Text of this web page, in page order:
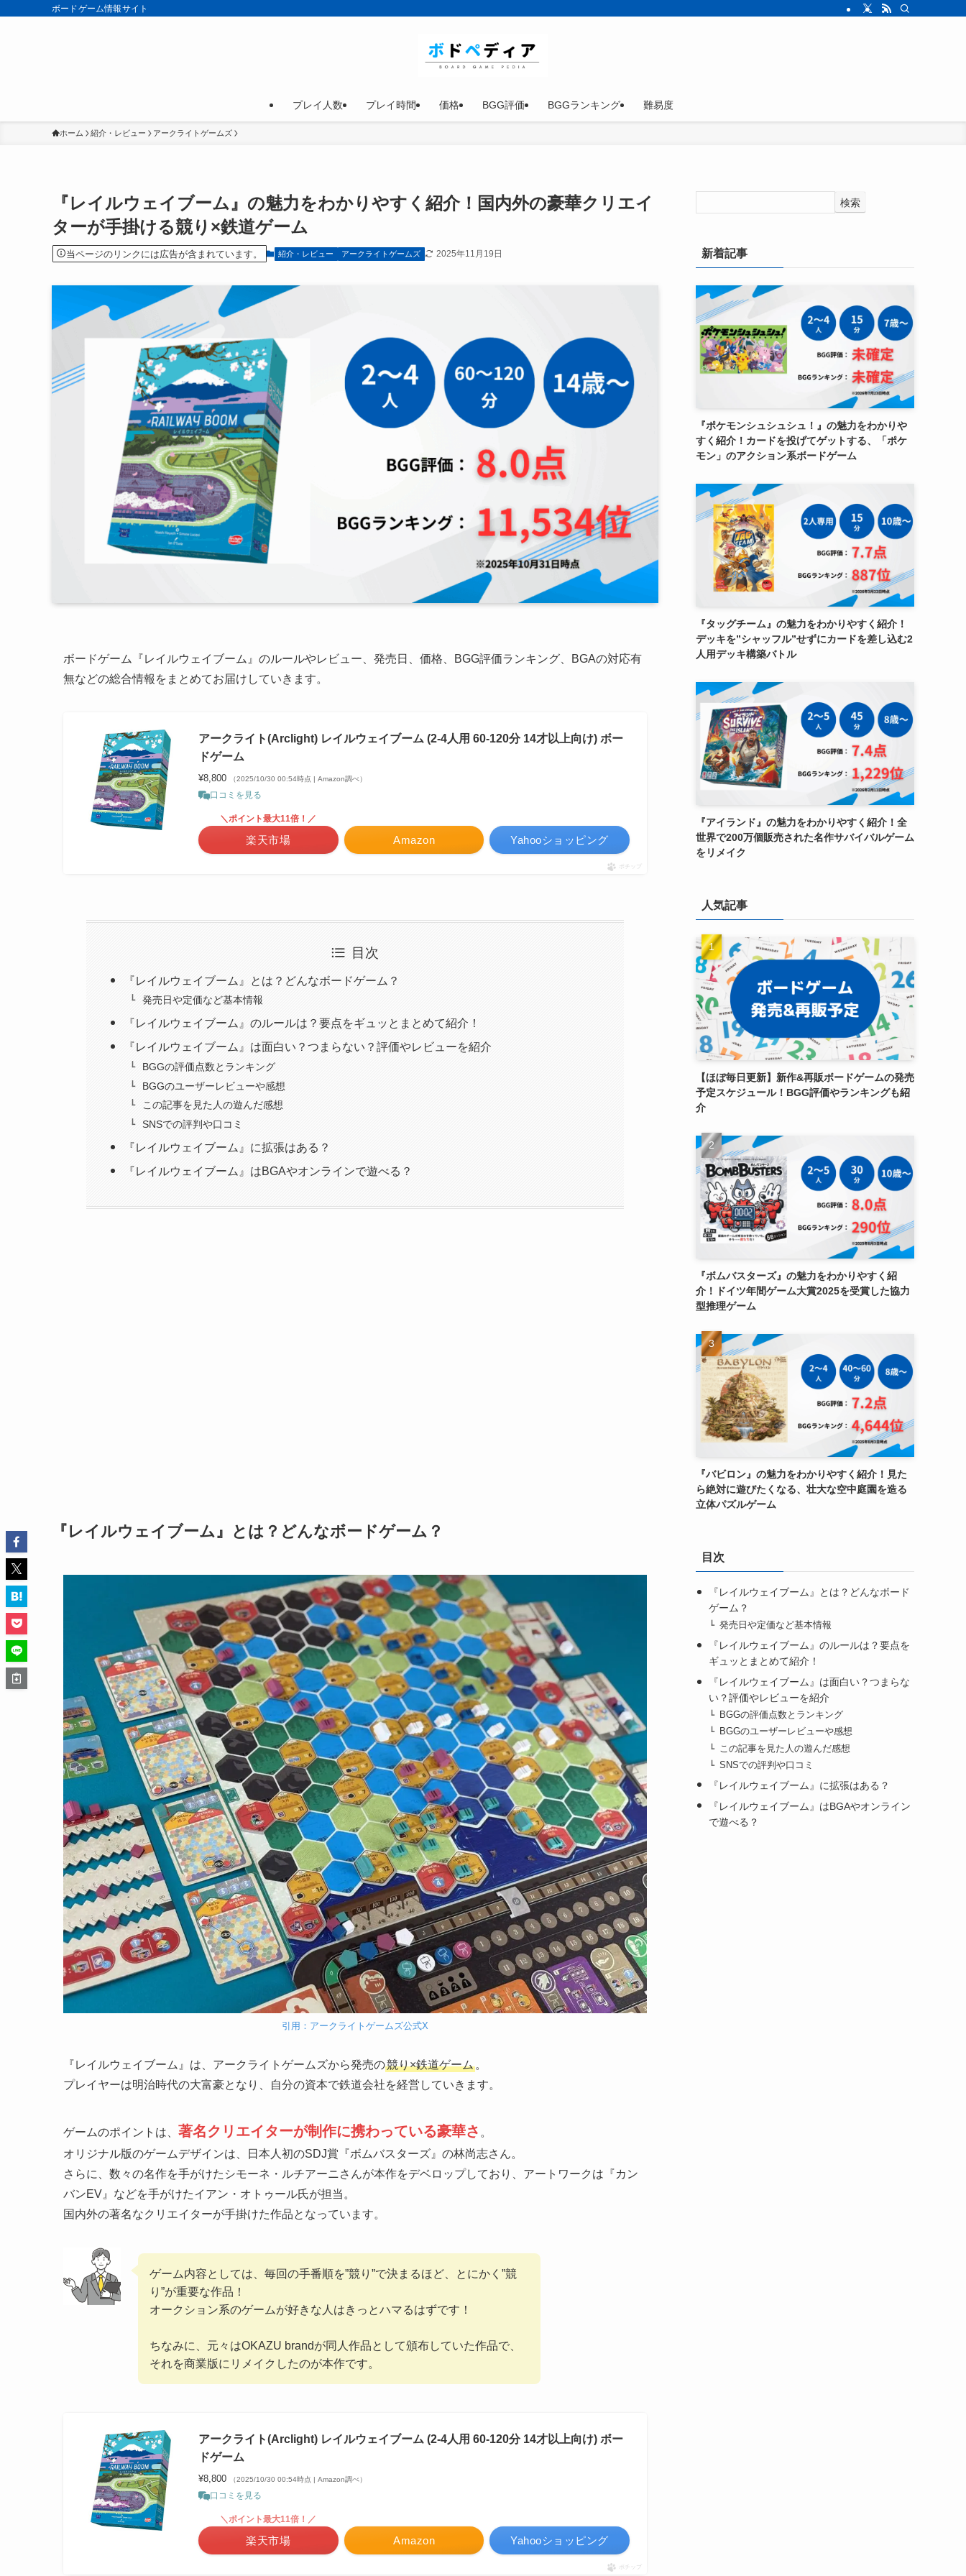
ボードゲーム情報サイト
プレイ人数 プレイ時間 価格 BGG評価 BGGランキング 難易度
ホーム 紹介・レビュー アークライトゲームズ
『レイルウェイブーム』の魅力をわかりやすく紹介！国内外の豪華クリエイ
ターが手掛ける競り×鉄道ゲーム
当ページのリンクには広告が含まれています。 紹介・レビュー アークライトゲームズ 2025年11月19日
ボードゲーム『レイルウェイブーム』のルールやレビュー、発売日、価格、BGG評価ランキング、BGAの対応有
無などの総合情報をまとめてお届けしていきます。
アークライト(Arclight) レイルウェイブーム (2-4人用 60-120分 14才以上向け) ボー
ドゲーム
¥8,800 （2025/10/30 00:54時点 | Amazon調べ）
口コミを見る
Amazon
＼ポイント最大11倍！／
楽天市場 Yahooショッピング
ポチップ
目次
『レイルウェイブーム』とは？どんなボードゲーム？
発売日や定価など基本情報
『レイルウェイブーム』のルールは？要点をギュッとまとめて紹介！
『レイルウェイブーム』は面白い？つまらない？評価やレビューを紹介
BGGの評価点数とランキング
BGGのユーザーレビューや感想
この記事を見た人の遊んだ感想
SNSでの評判や口コミ
『レイルウェイブーム』に拡張はある？
『レイルウェイブーム』はBGAやオンラインで遊べる？
『レイルウェイブーム』とは？どんなボードゲーム？
引用：アークライトゲームズ公式X
『レイルウェイブーム』は、アークライトゲームズから発売の競り×鉄道ゲーム 。
プレイヤーは明治時代の大富豪となり、自分の資本で鉄道会社を経営していきます。
ゲームのポイントは、 著名クリエイターが制作に携わっている豪華さ 。
オリジナル版のゲームデザインは、日本人初のSDJ賞『ボムバスターズ』の林尚志さん。
さらに、数々の名作を手がけたシモーネ・ルチアーニさんが本作をデベロップしており、アートワークは『カン
バンEV』などを手がけたイアン・オトゥール氏が担当。
国内外の著名なクリエイターが手掛けた作品となっています。
ゲーム内容としては、毎回の手番順を”競り”で決まるほど、とにかく”競
り”が重要な作品！
オークション系のゲームが好きな人はきっとハマるはずです！
ちなみに、元々はOKAZU brandが同人作品として頒布していた作品で、
それを商業版にリメイクしたのが本作です。
アークライト(Arclight) レイルウェイブーム (2-4人用 60-120分 14才以上向け) ボー
ドゲーム
¥8,800 （2025/10/30 00:54時点 | Amazon調べ）
口コミを見る
Amazon
＼ポイント最大11倍！／
楽天市場 Yahooショッピング
ポチップ
検索
新着記事
『ポケモンシュシュシュ！』の魅力をわかりや
すく紹介！カードを投げてゲットする、「ポケ
モン」のアクション系ボードゲーム
『タッグチーム』の魅力をわかりやすく紹介！
デッキを”シャッフル”せずにカードを差し込む2
人用デッキ構築バトル
『アイランド』の魅力をわかりやすく紹介！全
世界で200万個販売された名作サバイバルゲーム
をリメイク
人気記事
【ほぼ毎日更新】新作&再販ボードゲームの発売
予定スケジュール！BGG評価やランキングも紹
介
『ボムバスターズ』の魅力をわかりやすく紹
介！ドイツ年間ゲーム大賞2025を受賞した協力
型推理ゲーム
『バビロン』の魅力をわかりやすく紹介！見た
ら絶対に遊びたくなる、壮大な空中庭園を造る
立体パズルゲーム
目次
『レイルウェイブーム』とは？どんなボード
ゲーム？
発売日や定価など基本情報
『レイルウェイブーム』のルールは？要点を
ギュッとまとめて紹介！
『レイルウェイブーム』は面白い？つまらな
い？評価やレビューを紹介
BGGの評価点数とランキング
BGGのユーザーレビューや感想
この記事を見た人の遊んだ感想
SNSでの評判や口コミ
『レイルウェイブーム』に拡張はある？
『レイルウェイブーム』はBGAやオンライン
で遊べる？